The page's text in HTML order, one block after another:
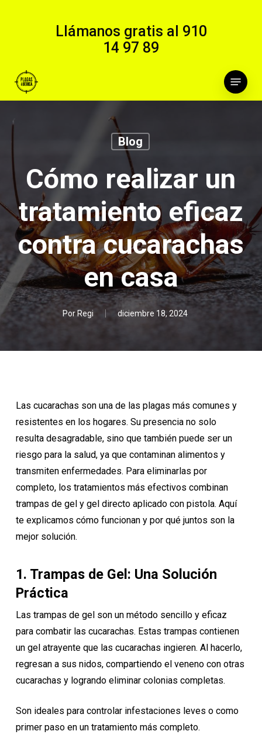
Llámanos gratis al 910
14 97 89
Menu
Blog
Cómo realizar un
tratamiento eficaz
contra cucarachas
en casa
Por Regi diciembre 18, 2024
Las cucarachas son una de las plagas más comunes y
resistentes en los hogares. Su presencia no solo
resulta desagradable, sino que también puede ser un
riesgo para la salud, ya que contaminan alimentos y
transmiten enfermedades. Para eliminarlas por
completo, los tratamientos más efectivos combinan
trampas de gel y gel directo aplicado con pistola. Aquí
te explicamos cómo funcionan y por qué juntos son la
mejor solución.
1. Trampas de Gel: Una Solución
Práctica
Las trampas de gel son un método sencillo y eficaz
para combatir las cucarachas. Estas trampas contienen
un gel atrayente que las cucarachas ingieren. Al hacerlo,
regresan a sus nidos, compartiendo el veneno con otras
cucarachas y logrando eliminar colonias completas.
Son ideales para controlar infestaciones leves o como
primer paso en un tratamiento más completo.